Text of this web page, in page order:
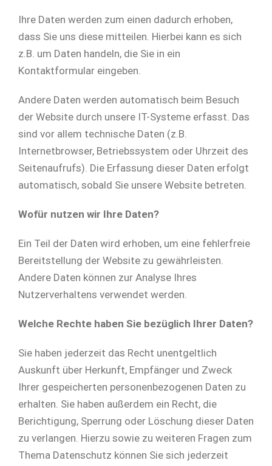
Ihre Daten werden zum einen dadurch erhoben,
dass Sie uns diese mitteilen. Hierbei kann es sich
z.B. um Daten handeln, die Sie in ein
Kontaktformular eingeben.
Andere Daten werden automatisch beim Besuch
der Website durch unsere IT-Systeme erfasst. Das
sind vor allem technische Daten (z.B.
Internetbrowser, Betriebssystem oder Uhrzeit des
Seitenaufrufs). Die Erfassung dieser Daten erfolgt
automatisch, sobald Sie unsere Website betreten.
Wofür nutzen wir Ihre Daten?
Ein Teil der Daten wird erhoben, um eine fehlerfreie
Bereitstellung der Website zu gewährleisten.
Andere Daten können zur Analyse Ihres
Nutzerverhaltens verwendet werden.
Welche Rechte haben Sie bezüglich Ihrer Daten?
Sie haben jederzeit das Recht unentgeltlich
Auskunft über Herkunft, Empfänger und Zweck
Ihrer gespeicherten personenbezogenen Daten zu
erhalten. Sie haben außerdem ein Recht, die
Berichtigung, Sperrung oder Löschung dieser Daten
zu verlangen. Hierzu sowie zu weiteren Fragen zum
Thema Datenschutz können Sie sich jederzeit